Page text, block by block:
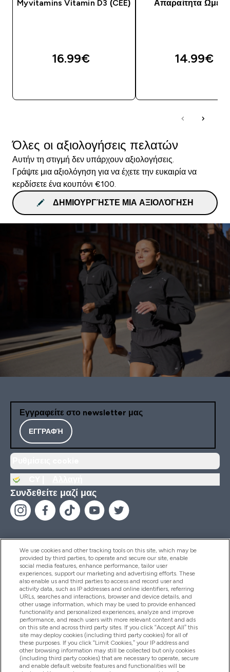
Myvitamins Vitamin D3 (CEE)
16.99€‎
Απαραίτητα
14.99€‎
Όλες οι αξιολογήσεις πελατών
Αυτήν τη στιγμή δεν υπάρχουν αξιολογήσεις.
Γράψτε μια αξιολόγηση για να έχετε την ευκαιρία να
κερδίσετε ένα κουπόνι €100.
ΔΗΜΙΟΥΡΓΉΣΤΕ ΜΙΑ ΑΞΙΟΛΌΓΗΣΗ
Εγγραφείτε στο newsletter μας
ΕΓΓΡΑΦΉ
Συνδεθείτε μαζί μας
Βοήθεια & Πληροφορίες
Προϊόντα
Εταιρικές Πληροφορίες
Εκπτώσεις & Ανταμοιβές
We use cookies and other tracking tools on this site, which may be
provided by third parties, to operate and secure our site, enable
social media features, enhance performance, tailor user
experiences, support our marketing and advertising efforts. These
also enable us and third parties to access and record user and
activity data, such as IP addresses and online identifiers, referring
URLs, searches and interactions, browser and device details, and
other usage information, which may be used to provide enhanced
functionality and personalized experiences, analyze and improve
performance, and reach users with more relevant content and ads
on this site and across third party sites. If you click “Accept All” this
site may deploy cookies (including third party cookies) for all of
these purposes. If you click “Limit Cookies,” your IP address and
other browsing information may still be collected but only cookies
(including third party cookies) that are necessary to operate, secure
and enable default website features and functionalities will be